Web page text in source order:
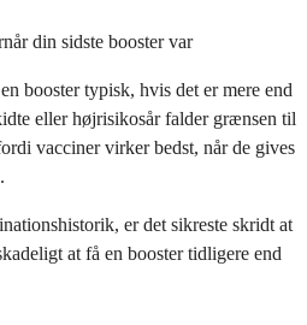
din sidste booster var
booster typisk, hvis det er mere end
eller højrisikosår falder grænsen til
vacciner virker bedst, når de gives
er det sikreste skridt at
at få en booster tidligere end